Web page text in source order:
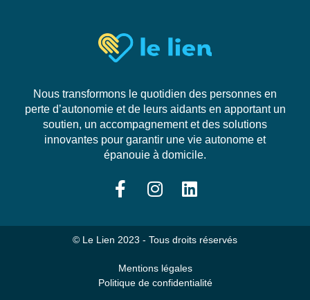
Nous transformons le quotidien des personnes en
perte d’autonomie et de leurs aidants en apportant un
soutien, un accompagnement et des solutions
innovantes pour garantir une vie autonome et
épanouie à domicile.
© Le Lien 2023 - Tous droits réservés
Mentions légales
Politique de confidentialité